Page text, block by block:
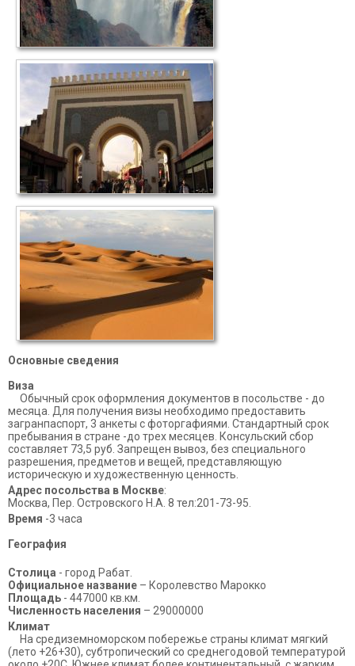
Основные сведения
Виза
Обычный срок оформления документов в посольстве - до
месяца. Для получения визы необходимо предоставить
загранпаспорт, 3 анкеты с фоторгафиями. Стандартный срок
пребывания в стране -до трех месяцев. Консульский сбор
составляет 73,5 руб. Запрещен вывоз, без специального
разрешения, предметов и вещей, представляющую
историческую и художественную ценность.
Адрес посольства в Москве:
Москва, Пер. Островского Н.А. 8 тел:201-73-95.
Время -3 часа
География
Столица - город Рабат.
Официальное название – Королевство Марокко
Площадь - 447000 кв.км.
Численность населения – 29000000
Климат
На средиземноморском побережье страны климат мягкий
(лето +26+30), субтропический со среднегодовой температурой